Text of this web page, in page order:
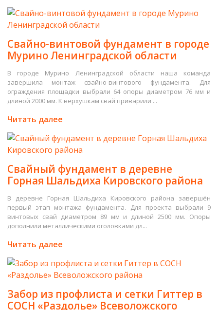
Свайно-винтовой фундамент в городе
Мурино Ленинградской области
В городе Мурино Ленинградской области наша команда
завершила монтаж свайно-винтового фундамента. Для
ограждения площадки выбрали 64 опоры диаметром 76 мм и
длиной 2000 мм. К верхушкам свай приварили ...
Читать далее
Свайный фундамент в деревне
Горная Шальдиха Кировского района
В деревне Горная Шальдиха Кировского района завершён
первый этап монтажа фундамента. Для проекта выбрали 9
винтовых свай диаметром 89 мм и длиной 2500 мм. Опоры
дополнили металлическими оголовками дл...
Читать далее
Забор из профлиста и сетки Гиттер в
СОСН «Раздолье» Всеволожского